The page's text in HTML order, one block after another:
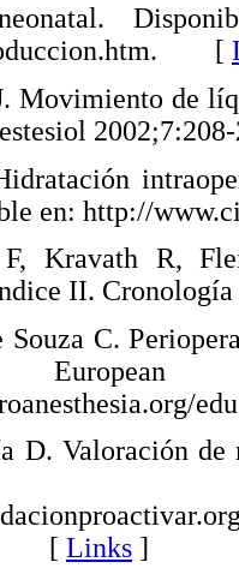
[
Movimiento de
en: http://
Kravath R,
II.
Souza C.
European
D. Valoración
[ Links ]